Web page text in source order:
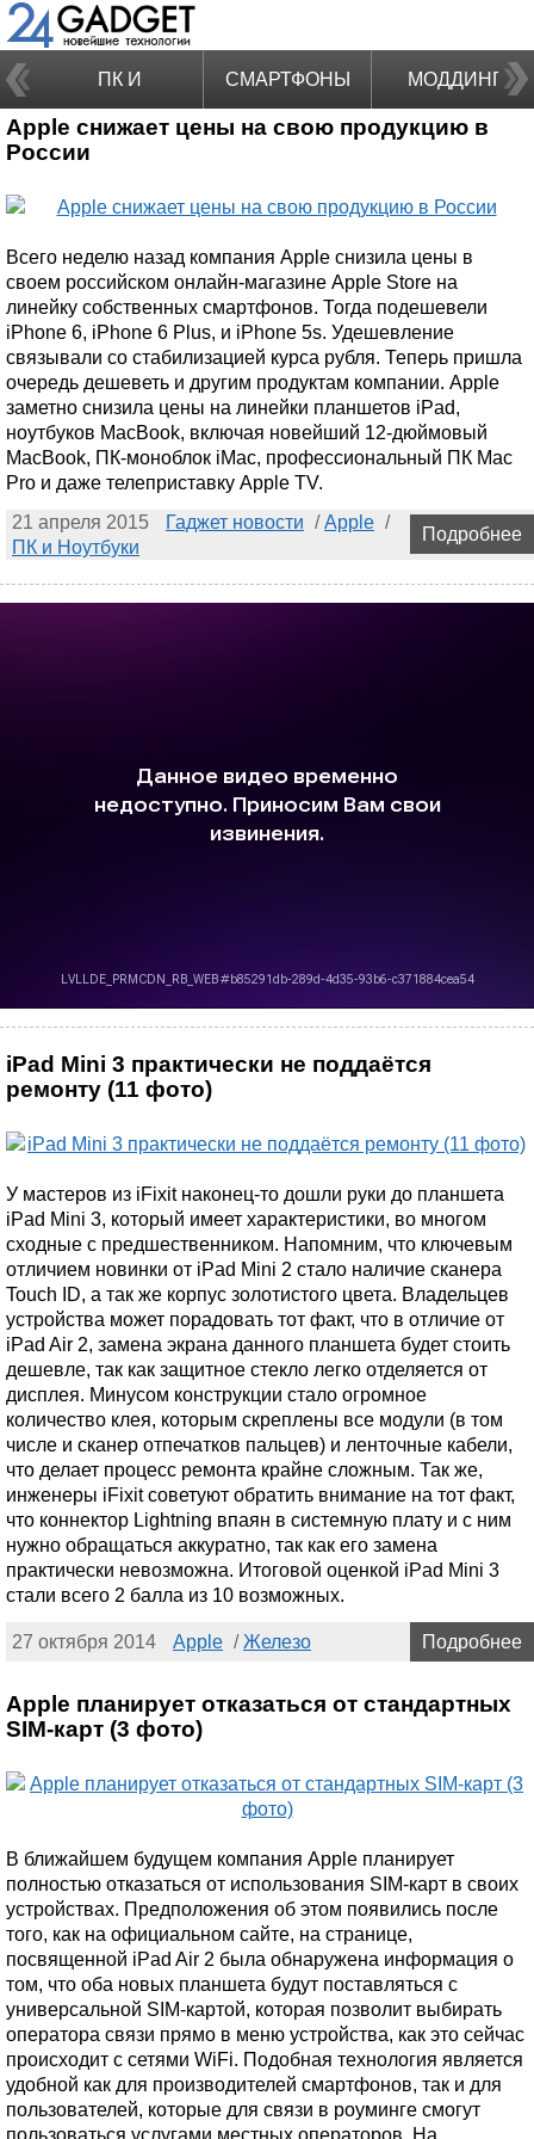
ПК И
НОУТБУКИ
СМАРТФОНЫ МОДДИНГ
Apple снижает цены на свою продукцию в
России
Всего неделю назад компания Apple снизила цены в
своем российском онлайн-магазине Apple Store на
линейку собственных смартфонов. Тогда подешевели
iPhone 6, iPhone 6 Plus, и iPhone 5s. Удешевление
связывали со стабилизацией курса рубля. Теперь пришла
очередь дешеветь и другим продуктам компании. Apple
заметно снизила цены на линейки планшетов iPad,
ноутбуков MacBook, включая новейший 12-дюймовый
MacBook, ПК-моноблок iMac, профессиональный ПК Mac
Pro и даже телеприставку Apple TV.
21 апреля 2015
Гаджет новости /Apple /
ПК и Ноутбуки
Подробнее
iPad Mini 3 практически не поддаётся
ремонту (11 фото)
У мастеров из iFixit наконец-то дошли руки до планшета
iPad Mini 3, который имеет характеристики, во многом
сходные с предшественником. Напомним, что ключевым
отличием новинки от iPad Mini 2 стало наличие сканера
Touch ID, а так же корпус золотистого цвета. Владельцев
устройства может порадовать тот факт, что в отличие от
iPad Air 2, замена экрана данного планшета будет стоить
дешевле, так как защитное стекло легко отделяется от
дисплея. Минусом конструкции стало огромное
количество клея, которым скреплены все модули (в том
числе и сканер отпечатков пальцев) и ленточные кабели,
что делает процесс ремонта крайне сложным. Так же,
инженеры iFixit советуют обратить внимание на тот факт,
что коннектор Lightning впаян в системную плату и с ним
нужно обращаться аккуратно, так как его замена
практически невозможна. Итоговой оценкой iPad Mini 3
стали всего 2 балла из 10 возможных.
27 октября 2014 Apple /Железо Подробнее
Apple планирует отказаться от стандартных
SIM-карт (3 фото)
В ближайшем будущем компания Apple планирует
полностью отказаться от использования SIM-карт в своих
устройствах. Предположения об этом появились после
того, как на официальном сайте, на странице,
посвященной iPad Air 2 была обнаружена информация о
том, что оба новых планшета будут поставляться с
универсальной SIM-картой, которая позволит выбирать
оператора связи прямо в меню устройства, как это сейчас
происходит с сетями WiFi. Подобная технология является
удобной как для производителей смартфонов, так и для
пользователей, которые для связи в роуминге смогут
пользоваться услугами местных операторов. На